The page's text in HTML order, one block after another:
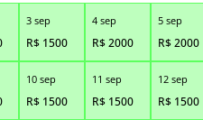
3 sep
R$ 1500
4 sep
R$2000
5 sep
R$2000
10 sep
R$ 1500
11 sep
R$ 1500
12 sep
R$ 1500